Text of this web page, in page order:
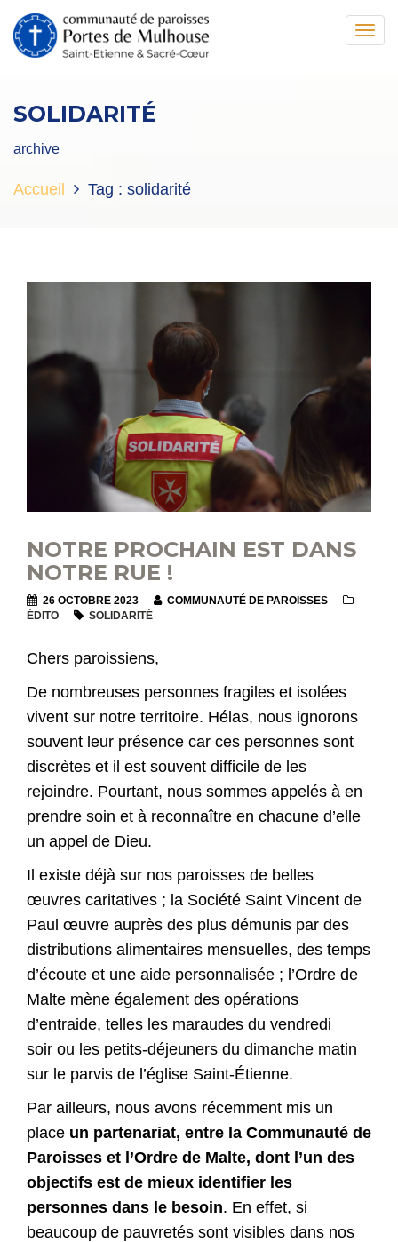
SOLIDARITÉ
archive
Accueil Tag : solidarité
NOTRE PROCHAIN EST DANS
NOTRE RUE !
26 OCTOBRE 2023
COMMUNAUTÉ DE PAROISSES
ÉDITO
SOLIDARITÉ
Chers paroissiens,
De nombreuses personnes fragiles et isolées
vivent sur notre territoire. Hélas, nous ignorons
souvent leur présence car ces personnes sont
discrètes et il est souvent difficile de les
rejoindre. Pourtant, nous sommes appelés à en
prendre soin et à reconnaître en chacune d’elle
un appel de Dieu.
Il existe déjà sur nos paroisses de belles
œuvres caritatives ; la Société Saint Vincent de
Paul œuvre auprès des plus démunis par des
distributions alimentaires mensuelles, des temps
d’écoute et une aide personnalisée ; l’Ordre de
Malte mène également des opérations
d’entraide, telles les maraudes du vendredi
soir ou les petits-déjeuners du dimanche matin
sur le parvis de l’église Saint-Étienne.
Par ailleurs, nous avons récemment mis un
place un partenariat, entre la Communauté de
Paroisses et l’Ordre de Malte, dont l’un des
objectifs est de mieux identifier les
personnes dans le besoin. En effet, si
beaucoup de pauvretés sont visibles dans nos